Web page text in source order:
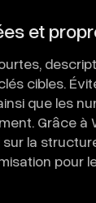
et
cibles.
que les
Grâce à
la
pour